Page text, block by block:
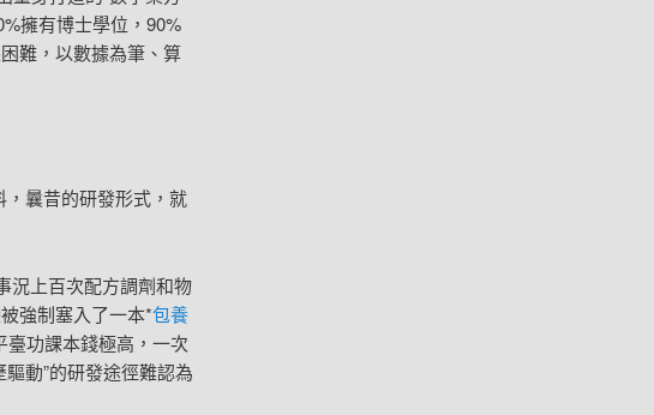
擁有博士學位，90%
難，以數據為筆、算
曩昔的研發形式，就
況上百次配方調劑和物
強制塞入了一本*包養
功課本錢極高，一次
動”的研發途徑難認為